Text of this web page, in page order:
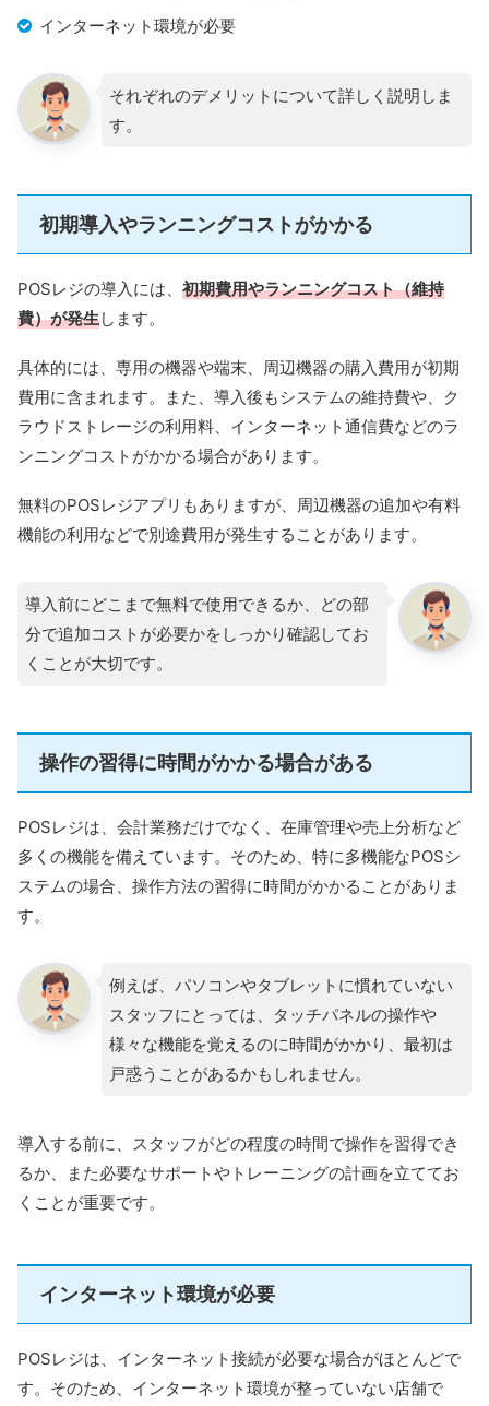
インターネット環境が必要
それぞれのデメリットについて詳しく説明しま
す。
初期導入やランニングコストがかかる
POSレジの導入には、 初期費用やランニングコスト（維持
費）が発生します。
具体的には、専用の機器や端末、周辺機器の購入費用が初期
費用に含まれます。また、導入後もシステムの維持費や、ク
ラウドストレージの利用料、インターネット通信費などのラ
ンニングコストがかかる場合があります。
無料のPOSレジアプリもありますが、周辺機器の追加や有料
機能の利用などで別途費用が発生することがあります。
導入前にどこまで無料で使用できるか、どの部
分で追加コストが必要かをしっかり確認してお
くことが大切です。
操作の習得に時間がかかる場合がある
POSレジは、会計業務だけでなく、在庫管理や売上分析など
多くの機能を備えています。そのため、特に多機能なPOSシ
ステムの場合、操作方法の習得に時間がかかることがありま
す。
例えば、パソコンやタブレットに慣れていない
スタッフにとっては、タッチパネルの操作や
様々な機能を覚えるのに時間がかかり、最初は
戸惑うことがあるかもしれません。
導入する前に、スタッフがどの程度の時間で操作を習得でき
るか、また必要なサポートやトレーニングの計画を立ててお
くことが重要です。
インターネット環境が必要
POSレジは、インターネット接続が必要な場合がほとんどで
す。そのため、インターネット環境が整っていない店舗で